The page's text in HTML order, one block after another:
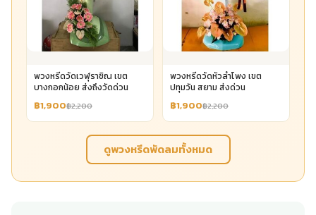
พวงหรีดวัดเวฬุราชิณ เขต
บางกอกน้อย ส่งถึงวัดด่วน
฿1,900฿2,200
พวงหรีดวัดหัวลำโพง เขต
ปทุมวัน สยาม ส่งด่วน
฿1,900฿2,200
ดูพวงหรีดพัดลมทั้งหมด